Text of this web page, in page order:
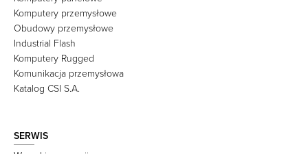
Komputery przemysłowe
Obudowy przemysłowe
Industrial Flash
Komputery Rugged
Komunikacja przemysłowa
Katalog CSI S.A.
SERWIS